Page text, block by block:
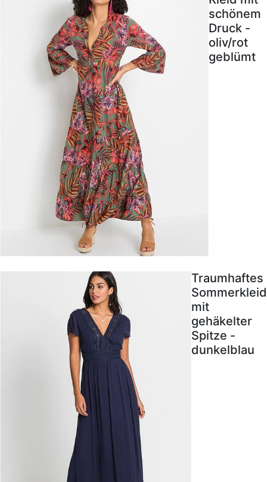
schönem
Druck -
oliv/rot
geblümt
Traumhaftes
Sommerkleid
mit
gehäkelter
Spitze -
dunkelblau